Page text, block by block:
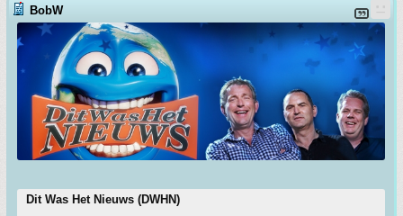
BobW
Dit Was Het Nieuws (DWHN)